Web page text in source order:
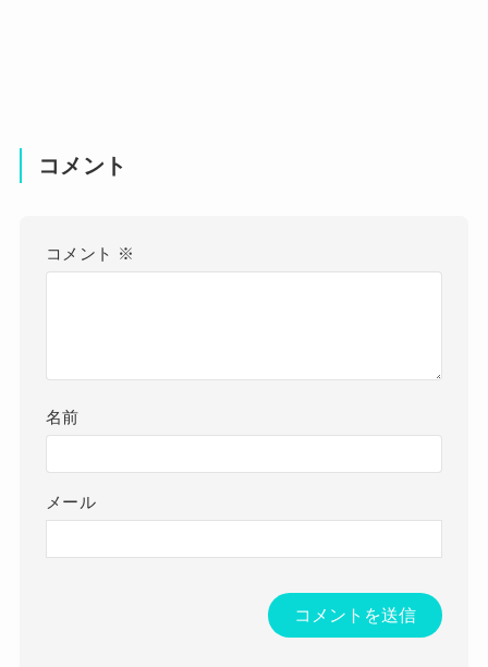
コメント
コメント ※
名前
メール